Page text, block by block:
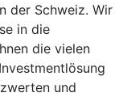
der Schweiz. Wir
in die
die vielen
und